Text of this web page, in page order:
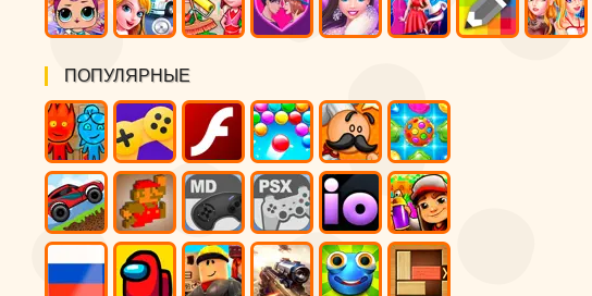
ПОПУЛЯРНЫЕ